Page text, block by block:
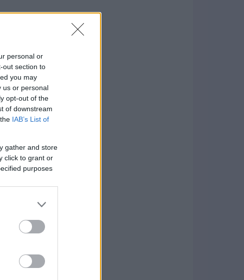
personal or
out section to
you may
us or personal
opt-out of the
of downstream
IAB’s List of
gather and store
click to grant or
purposes